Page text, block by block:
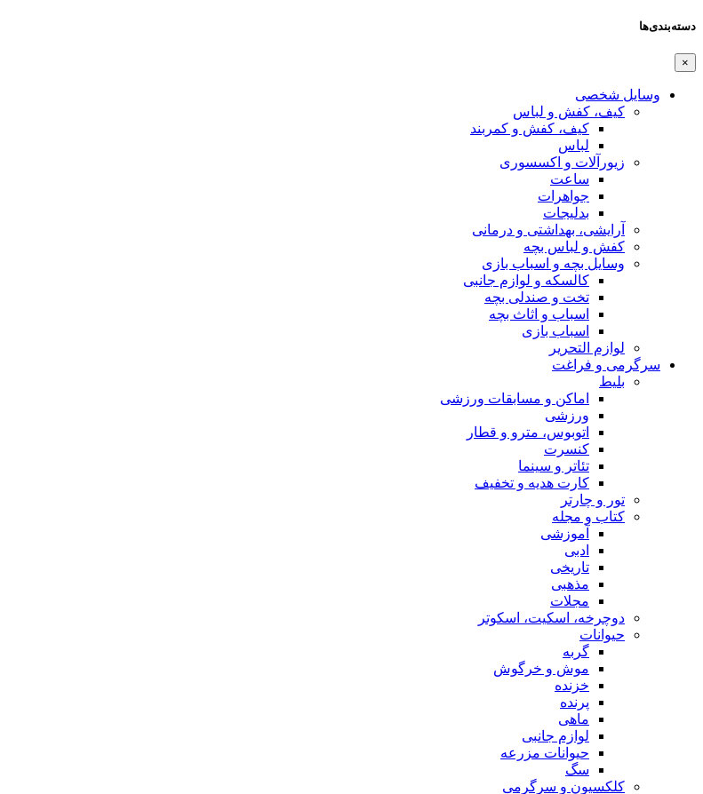
دسته‌بندی‌ها
×
وسایل شخصی
کیف، کفش و لباس
کیف، کفش و کمربند
لباس
زیورآلات و اکسسوری
ساعت
جواهرات
بدلیجات
آرایشی، بهداشتی و درمانی
کفش و لباس بچه
وسایل بچه و اسباب بازی
کالسکه و لوازم جانبی
تخت و صندلی بچه
اسباب و اثاث بچه
اسباب بازی
لوازم التحریر
سرگرمی و فراغت
بلیط
اماکن و مسابقات ورزشی
ورزشی
اتوبوس، مترو و قطار
کنسرت
تئاتر و سینما
کارت هدیه و تخفیف
تور و چارتر
کتاب و مجله
آموزشی
ادبی
تاریخی
مذهبی
مجلات
دوچرخه، اسکیت، اسکوتر
حیوانات
گربه
موش و خرگوش
خزنده
پرنده
ماهی
لوازم جانبی
حیوانات مزرعه
سگ
کلکسیون و سرگرمی